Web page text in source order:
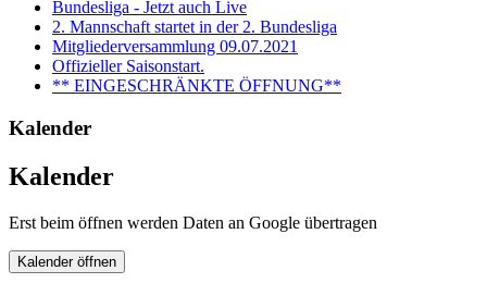
Bundesliga - Jetzt auch Live
2. Mannschaft startet in der 2. Bundesliga
Mitgliederversammlung 09.07.2021
Offizieller Saisonstart.
** EINGESCHRÄNKTE ÖFFNUNG**
Kalender
Kalender
Erst beim öffnen werden Daten an Google übertragen
Kalender öffnen